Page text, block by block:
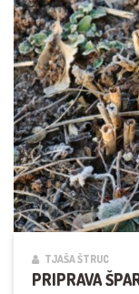
TJAŠA ŠTRUC
PRIPRAVA